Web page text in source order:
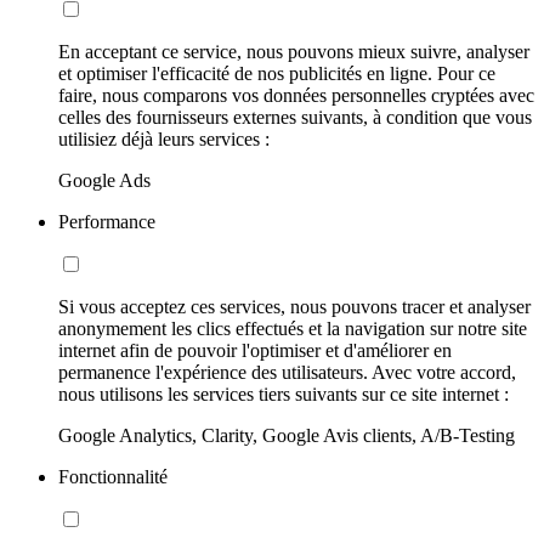
En acceptant ce service, nous pouvons mieux suivre, analyser
et optimiser l'efficacité de nos publicités en ligne. Pour ce
faire, nous comparons vos données personnelles cryptées avec
celles des fournisseurs externes suivants, à condition que vous
utilisiez déjà leurs services :
Google Ads
Performance
Si vous acceptez ces services, nous pouvons tracer et analyser
anonymement les clics effectués et la navigation sur notre site
internet afin de pouvoir l'optimiser et d'améliorer en
permanence l'expérience des utilisateurs. Avec votre accord,
nous utilisons les services tiers suivants sur ce site internet :
Google Analytics, Clarity, Google Avis clients, A/B-Testing
Fonctionnalité